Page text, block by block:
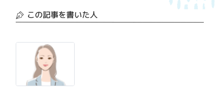
この記事を書いた人